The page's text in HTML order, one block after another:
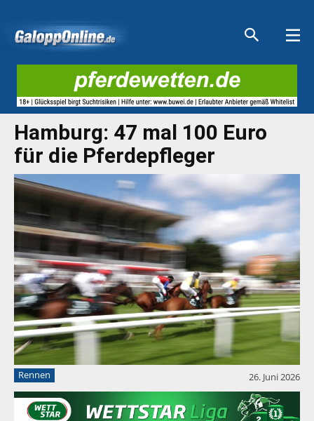
Hamburg: 47 mal 100 Euro
für die Pferdepfleger
Rennen 26. Juni 2026